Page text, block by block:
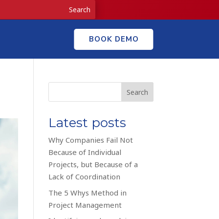
BOOK DEMO
Search
Latest posts
Why Companies Fail Not
Because of Individual
Projects, but Because of a
Lack of Coordination
The 5 Whys Method in
Project Management